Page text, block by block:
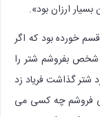
ارزان بود».
خورده بود که اگر
شخص بفروشم شتر را
شتر گذاشت فریاد زد
فروشم چه کسی می